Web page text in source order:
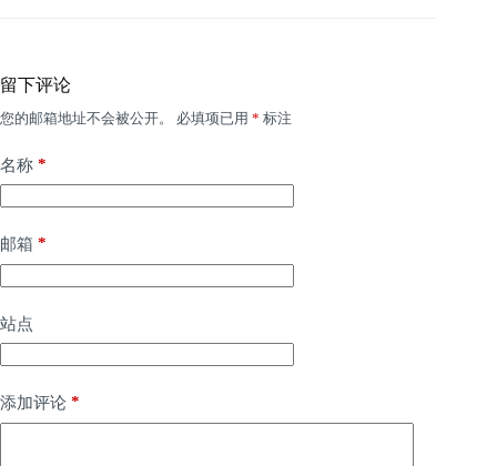
留下评论
您的邮箱地址不会被公开。 必填项已用 * 标注
名称 *
邮箱 *
站点
添加评论 *